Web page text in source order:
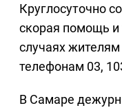
Круглосуточно
скорая помощь
случаях
телефонам 03,
В Самаре